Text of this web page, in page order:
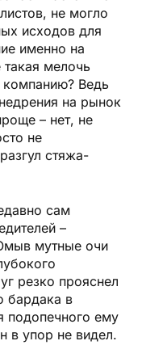
не могло
исходов для
именно на
мелочь
Ведь
на рынок
– нет, не
не
стяжа­
сам
–
мутные очи
резко прояснел
бардака в
подопечного ему
в упор не видел.